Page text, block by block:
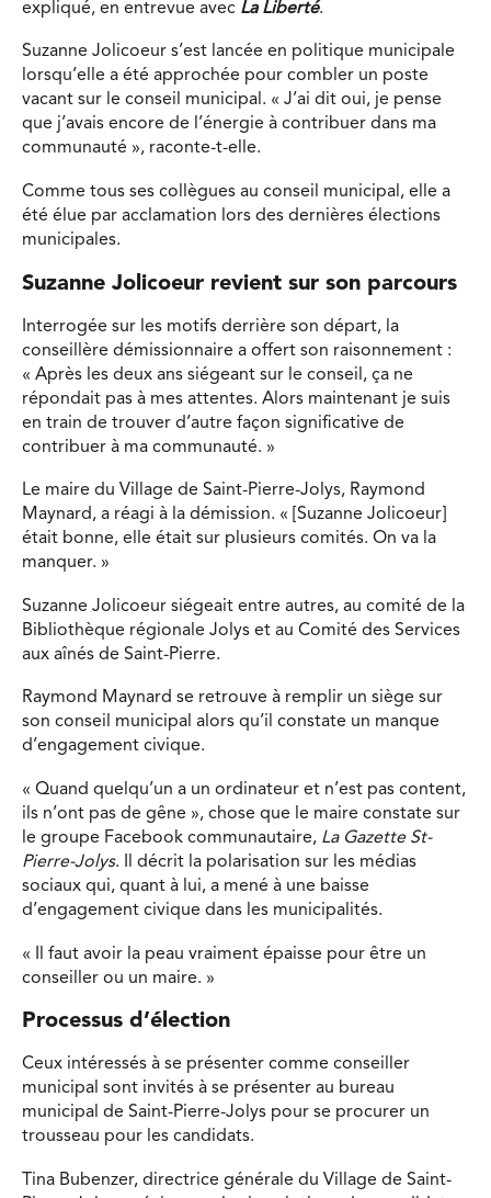
expliqué, en entrevue avec La Liberté.
Suzanne Jolicoeur s’est lancée en politique municipale
lorsqu’elle a été approchée pour combler un poste
vacant sur le conseil municipal. « J’ai dit oui, je pense
que j’avais encore de l’énergie à contribuer dans ma
communauté », raconte-t-elle.
Comme tous ses collègues au conseil municipal, elle a
été élue par acclamation lors des dernières élections
municipales.
Suzanne Jolicoeur revient sur son parcours
Interrogée sur les motifs derrière son départ, la
conseillère démissionnaire a offert son raisonnement :
« Après les deux ans siégeant sur le conseil, ça ne
répondait pas à mes attentes. Alors maintenant je suis
en train de trouver d’autre façon significative de
contribuer à ma communauté. »
Le maire du Village de Saint-Pierre-Jolys, Raymond
Maynard, a réagi à la démission. « [Suzanne Jolicoeur]
était bonne, elle était sur plusieurs comités. On va la
manquer. »
Suzanne Jolicoeur siégeait entre autres, au comité de la
Bibliothèque régionale Jolys et au Comité des Services
aux aînés de Saint-Pierre.
Raymond Maynard se retrouve à remplir un siège sur
son conseil municipal alors qu’il constate un manque
d’engagement civique.
« Quand quelqu’un a un ordinateur et n’est pas content,
ils n’ont pas de gêne », chose que le maire constate sur
le groupe Facebook communautaire, La Gazette St-
Pierre-Jolys. Il décrit la polarisation sur les médias
sociaux qui, quant à lui, a mené à une baisse
d’engagement civique dans les municipalités.
« Il faut avoir la peau vraiment épaisse pour être un
conseiller ou un maire. »
Processus d’élection
Ceux intéressés à se présenter comme conseiller
municipal sont invités à se présenter au bureau
municipal de Saint-Pierre-Jolys pour se procurer un
trousseau pour les candidats.
Tina Bubenzer, directrice générale du Village de Saint-